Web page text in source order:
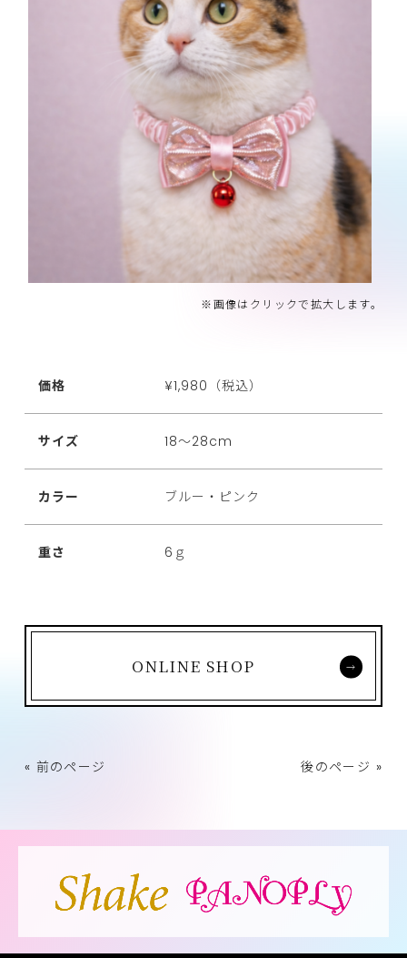
※画像はクリックで拡大します。
価格 ¥1,980（税込）
サイズ 18～28cm
カラー ブルー・ピンク
重さ 6ｇ
ONLINE SHOP
« 前のページ 後のページ »